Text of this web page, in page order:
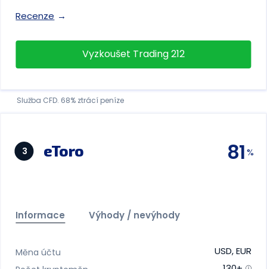
Recenze
Vyzkoušet Trading 212
Služba CFD. 68% ztrácí peníze
3 eToro 81
Informace Výhody / nevýhody
Měna účtu USD, EUR